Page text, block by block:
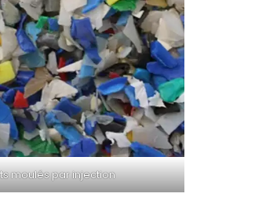
moulés par injection